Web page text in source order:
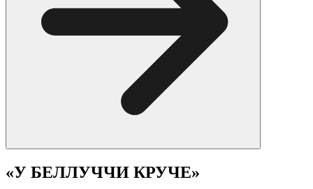
«У БЕЛЛУЧЧИ КРУЧЕ»